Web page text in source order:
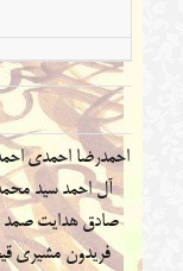
احمدرضا احمدی
آل احمدسید
صادق هدایتصمد
فریدون مشیری